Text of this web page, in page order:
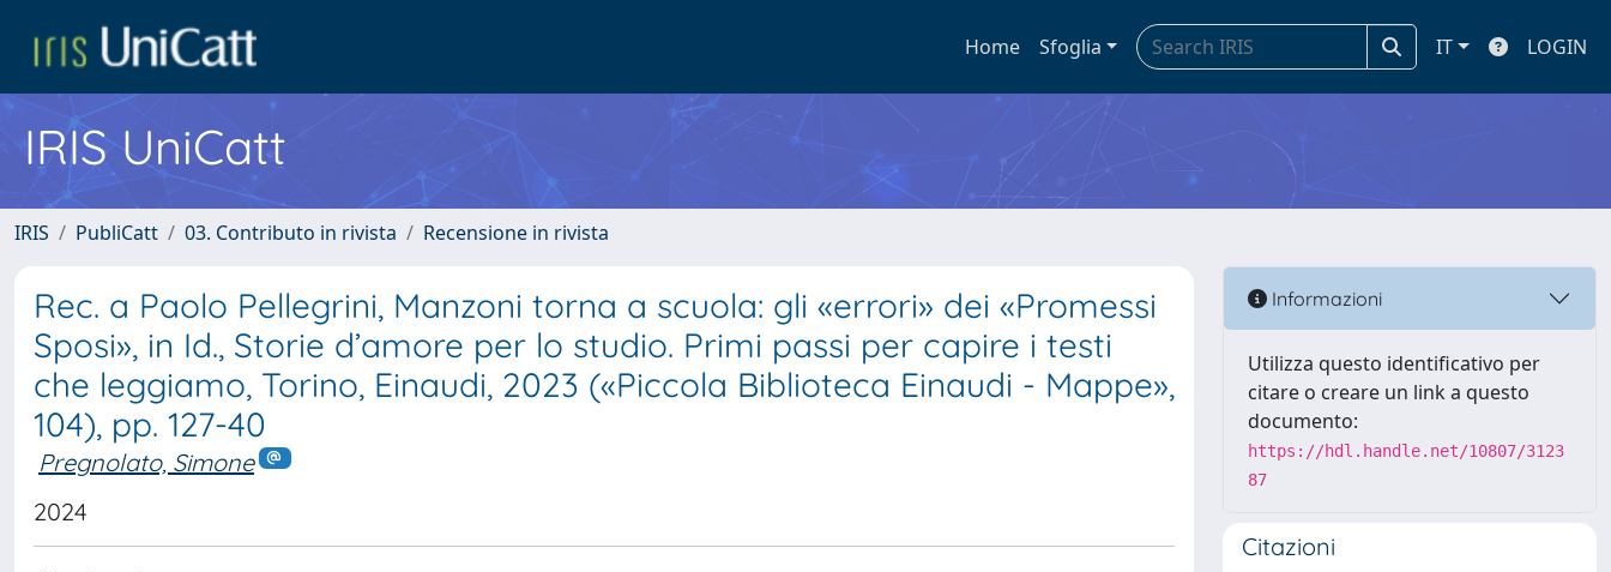
Home Sfoglia IT LOGIN
IRIS UniCatt
IRIS PubliCatt 03. Contributo in rivista Recensione in rivista
Rec. a Paolo Pellegrini, Manzoni torna a scuola: gli «errori» dei «Promessi
Sposi», in Id., Storie d’amore per lo studio. Primi passi per capire i testi
che leggiamo, Torino, Einaudi, 2023 («Piccola Biblioteca Einaudi - Mappe»,
104), pp. 127-40
Pregnolato, Simone
2024
Informazioni
Utilizza questo identificativo per
citare o creare un link a questo
documento:
https://hdl.handle.net/10807/3123
87
Citazioni